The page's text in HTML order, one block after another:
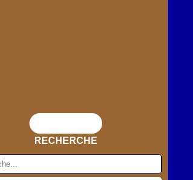
RECHERCHE